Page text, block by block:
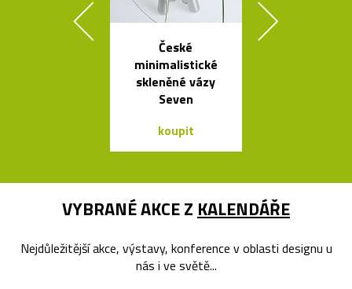
České
minimalistické
skleněné vázy
Seven
koupit
VYBRANÉ AKCE Z KALENDÁŘE
Nejdůležitější akce, výstavy, konference v oblasti designu u
nás i ve světě...